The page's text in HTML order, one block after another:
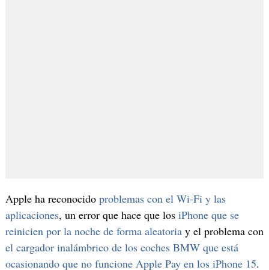
Apple ha reconocido problemas con el Wi-Fi y las
aplicaciones, un error que hace que los iPhone que se
reinicien por la noche de forma aleatoriay el problema con
el cargador inalámbrico de los coches BMW que está
ocasionando que no funcione Apple Pay en los iPhone 15.